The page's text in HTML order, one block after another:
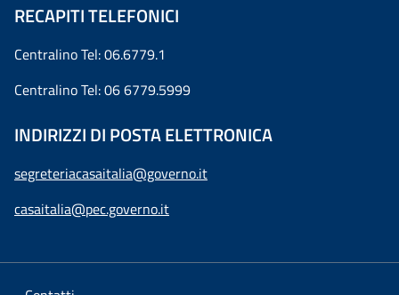
RECAPITI TELEFONICI
Centralino Tel: 06.6779.1
Centralino Tel: 06 6779.5999
INDIRIZZI DI POSTA ELETTRONICA
segreteriacasaitalia@governo.it
casaitalia@pec.governo.it